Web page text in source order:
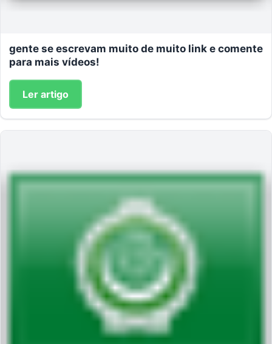
gente se escrevam muito de muito link e comente
para mais vídeos!
Ler artigo